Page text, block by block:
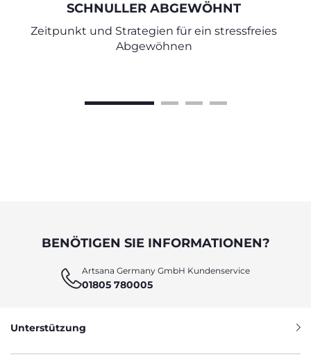
SCHNULLER ABGEWÖHNT
Zeitpunkt und Strategien für ein stressfreies
Abgewöhnen
BENÖTIGEN SIE INFORMATIONEN?
Artsana Germany GmbH Kundenservice
01805 780005
Unterstützung